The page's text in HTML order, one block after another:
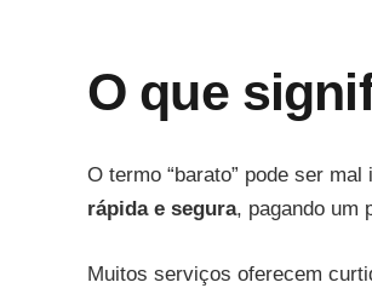
O que
O termo “barato” pode ser
rápida e segura, pagando um
Muitos serviços oferecem